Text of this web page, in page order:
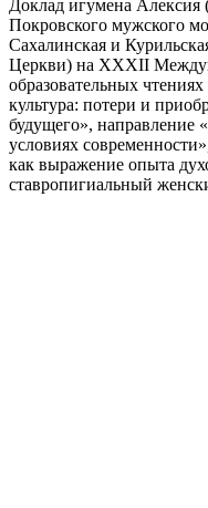
Доклад игумена Алексия
Покровского мужского
Сахалинская и
Церкви) на XXXII
образовательных
культура: потери и
будущего», направление
условиях
как выражение опыта
ставропигиальный